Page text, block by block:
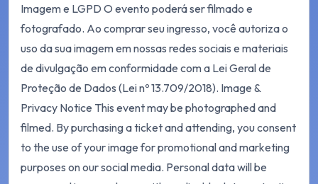
Imagem e LGPD O evento poderá ser filmado e
fotografado. Ao comprar seu ingresso, você autoriza o
uso da sua imagem em nossas redes sociais e materiais
de divulgação em conformidade com a Lei Geral de
Proteção de Dados (Lei nº 13.709/2018). Image &
Privacy Notice This event may be photographed and
filmed. By purchasing a ticket and attending, you consent
to the use of your image for promotional and marketing
purposes on our social media. Personal data will be